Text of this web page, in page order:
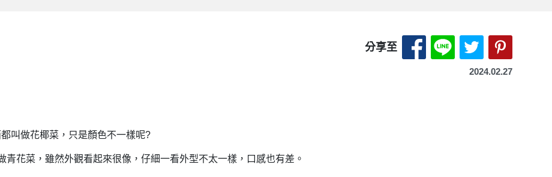
分享至 分享至 Facebook-另開新
分享至 LINE-另開
分享至 X（
2024.02.27
叫做花椰菜，只是顏色不一樣呢?
花菜，雖然外觀看起來很像，仔細一看外型不太一樣，口感也有差。